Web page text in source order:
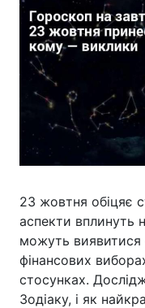
23 жовтня обіцяє
аспекти вплинуть
можуть виявитися
фінансових
стосунках.
Зодіаку, і як